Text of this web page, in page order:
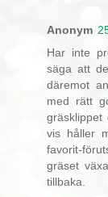
Anonym
Har inte
säga att
däremot
med rätt
gräsklippet
vis håller
favorit-
gräset
tillbaka.